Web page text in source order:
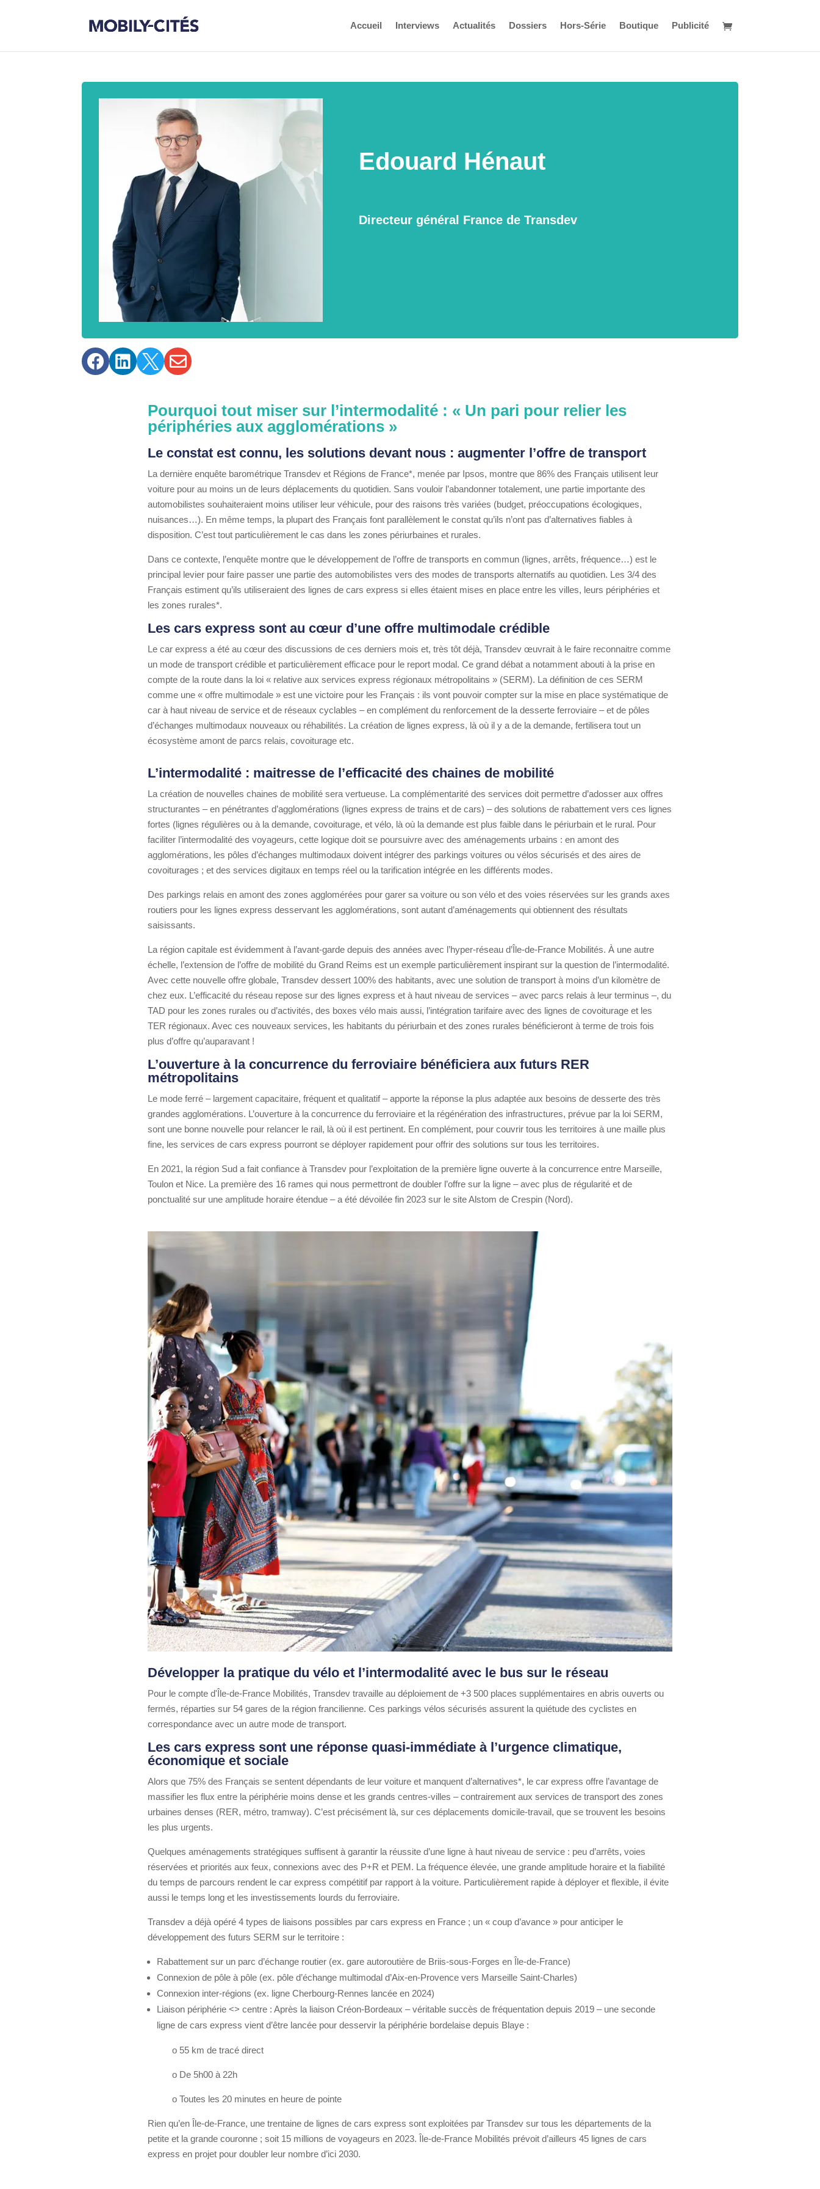
Accueil Interviews Actualités Dossiers Hors-Série Boutique Publicité
Edouard Hénaut
Directeur général France de Transdev
   
Pourquoi tout miser sur l’intermodalité : « Un pari pour relier les
périphéries aux agglomérations»
Le constat est connu, les solutions devant nous : augmenter l’offre de transport
La dernière enquête barométrique Transdev et Régions de France*, menée par Ipsos, montre que 86% des Français utilisent leur
voiture pour au moins un de leurs déplacements du quotidien. Sans vouloir l’abandonner totalement, une partie importante des
automobilistes souhaiteraient moins utiliser leur véhicule, pour des raisons très variées (budget, préoccupations écologiques,
nuisances…). En même temps, la plupart des Français font parallèlement le constat qu’ils n’ont pas d’alternatives fiables à
disposition. C’est tout particulièrement le cas dans les zones périurbaines et rurales.
Dans ce contexte, l’enquête montre que le développement de l’offre de transports en commun (lignes, arrêts, fréquence…) est le
principal levier pour faire passer une partie des automobilistes vers des modes de transports alternatifs au quotidien. Les 3/4 des
Français estiment qu’ils utiliseraient des lignes de cars express si elles étaient mises en place entre les villes, leurs périphéries et
les zones rurales*.
Les cars express sont au cœur d’une offre multimodale crédible
Le car express a été au cœur des discussions de ces derniers mois et, très tôt déjà, Transdev œuvrait à le faire reconnaitre comme
un mode de transport crédible et particulièrement efficace pour le report modal. Ce grand débat a notamment abouti à la prise en
compte de la route dans la loi « relative aux services express régionaux métropolitains » (SERM). La définition de ces SERM
comme une « offre multimodale » est une victoire pour les Français : ils vont pouvoir compter sur la mise en place systématique de
car à haut niveau de service et de réseaux cyclables – en complément du renforcement de la desserte ferroviaire – et de pôles
d’échanges multimodaux nouveaux ou réhabilités. La création de lignes express, là où il y a de la demande, fertilisera tout un
écosystème amont de parcs relais, covoiturage etc.
L’intermodalité : maitresse de l’efficacité des chaines de mobilité
La création de nouvelles chaines de mobilité sera vertueuse. La complémentarité des services doit permettre d’adosser aux offres
structurantes – en pénétrantes d’agglomérations (lignes express de trains et de cars) – des solutions de rabattement vers ces lignes
fortes (lignes régulières ou à la demande, covoiturage, et vélo, là où la demande est plus faible dans le périurbain et le rural. Pour
faciliter l’intermodalité des voyageurs, cette logique doit se poursuivre avec des aménagements urbains : en amont des
agglomérations, les pôles d’échanges multimodaux doivent intégrer des parkings voitures ou vélos sécurisés et des aires de
covoiturages ; et des services digitaux en temps réel ou la tarification intégrée en les différents modes.
Des parkings relais en amont des zones agglomérées pour garer sa voiture ou son vélo et des voies réservées sur les grands axes
routiers pour les lignes express desservant les agglomérations, sont autant d’aménagements qui obtiennent des résultats
saisissants.
La région capitale est évidemment à l’avant-garde depuis des années avec l’hyper-réseau d’Île-de-France Mobilités. À une autre
échelle, l’extension de l’offre de mobilité du Grand Reims est un exemple particulièrement inspirant sur la question de l’intermodalité.
Avec cette nouvelle offre globale, Transdev dessert 100% des habitants, avec une solution de transport à moins d’un kilomètre de
chez eux. L’efficacité du réseau repose sur des lignes express et à haut niveau de services – avec parcs relais à leur terminus –, du
TAD pour les zones rurales ou d’activités, des boxes vélo mais aussi, l’intégration tarifaire avec des lignes de covoiturage et les
TER régionaux. Avec ces nouveaux services, les habitants du périurbain et des zones rurales bénéficieront à terme de trois fois
plus d’offre qu’auparavant !
L’ouverture à la concurrence du ferroviaire bénéficiera aux futurs RER
métropolitains
Le mode ferré – largement capacitaire, fréquent et qualitatif – apporte la réponse la plus adaptée aux besoins de desserte des très
grandes agglomérations. L’ouverture à la concurrence du ferroviaire et la régénération des infrastructures, prévue par la loi SERM,
sont une bonne nouvelle pour relancer le rail, là où il est pertinent. En complément, pour couvrir tous les territoires à une maille plus
fine, les services de cars express pourront se déployer rapidement pour offrir des solutions sur tous les territoires.
En 2021, la région Sud a fait confiance à Transdev pour l’exploitation de la première ligne ouverte à la concurrence entre Marseille,
Toulon et Nice. La première des 16 rames qui nous permettront de doubler l’offre sur la ligne – avec plus de régularité et de
ponctualité sur une amplitude horaire étendue – a été dévoilée fin 2023 sur le site Alstom de Crespin (Nord).
Développer la pratique du vélo et l’intermodalité avec le bus sur le réseau
Pour le compte d'Île-de-France Mobilités, Transdev travaille au déploiement de +3 500 places supplémentaires en abris ouverts ou
fermés, réparties sur 54 gares de la région francilienne. Ces parkings vélos sécurisés assurent la quiétude des cyclistes en
correspondance avec un autre mode de transport.
Les cars express sont une réponse quasi-immédiate à l’urgence climatique,
économique et sociale
Alors que 75% des Français se sentent dépendants de leur voiture et manquent d’alternatives*, le car express offre l’avantage de
massifier les flux entre la périphérie moins dense et les grands centres-villes – contrairement aux services de transport des zones
urbaines denses (RER, métro, tramway). C’est précisément là, sur ces déplacements domicile-travail, que se trouvent les besoins
les plus urgents.
Quelques aménagements stratégiques suffisent à garantir la réussite d’une ligne à haut niveau de service : peu d’arrêts, voies
réservées et priorités aux feux, connexions avec des P+R et PEM. La fréquence élevée, une grande amplitude horaire et la fiabilité
du temps de parcours rendent le car express compétitif par rapport à la voiture. Particulièrement rapide à déployer et flexible, il évite
aussi le temps long et les investissements lourds du ferroviaire.
Transdev a déjà opéré 4 types de liaisons possibles par cars express en France ; un « coup d’avance » pour anticiper le
développement des futurs SERM sur le territoire :
Rabattement sur un parc d’échange routier (ex. gare autoroutière de Briis-sous-Forges en Île-de-France)
Connexion de pôle à pôle (ex. pôle d’échange multimodal d’Aix-en-Provence vers Marseille Saint-Charles)
Connexion inter-régions (ex. ligne Cherbourg-Rennes lancée en 2024)
Liaison périphérie <> centre : Après la liaison Créon-Bordeaux – véritable succès de fréquentation depuis 2019 – une seconde
ligne de cars express vient d’être lancée pour desservir la périphérie bordelaise depuis Blaye :
o 55 km de tracé direct
o De 5h00 à 22h
o Toutes les 20 minutes en heure de pointe
Rien qu’en Île-de-France, une trentaine de lignes de cars express sont exploitées par Transdev sur tous les départements de la
petite et la grande couronne ; soit 15 millions de voyageurs en 2023. Île-de-France Mobilités prévoit d’ailleurs 45 lignes de cars
express en projet pour doubler leur nombre d’ici 2030.